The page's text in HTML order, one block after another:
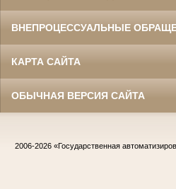
ВНЕПРОЦЕССУАЛЬНЫЕ
КАРТА САЙТА
ОБЫЧНАЯ ВЕРСИЯ САЙТА
2006-2026 «Государственная